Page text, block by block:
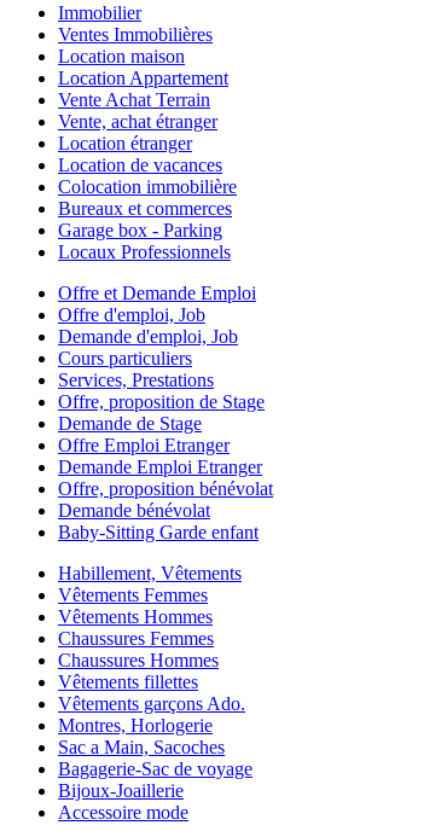
Immobilier
Ventes Immobilières
Location maison
Location Appartement
Vente Achat Terrain
Vente, achat étranger
Location étranger
Location de vacances
Colocation immobilière
Bureaux et commerces
Garage box - Parking
Locaux Professionnels
Offre et Demande Emploi
Offre d'emploi, Job
Demande d'emploi, Job
Cours particuliers
Services, Prestations
Offre, proposition de Stage
Demande de Stage
Offre Emploi Etranger
Demande Emploi Etranger
Offre, proposition bénévolat
Demande bénévolat
Baby-Sitting Garde enfant
Habillement, Vêtements
Vêtements Femmes
Vêtements Hommes
Chaussures Femmes
Chaussures Hommes
Vêtements fillettes
Vêtements garçons Ado.
Montres, Horlogerie
Sac a Main, Sacoches
Bagagerie-Sac de voyage
Bijoux-Joaillerie
Accessoire mode